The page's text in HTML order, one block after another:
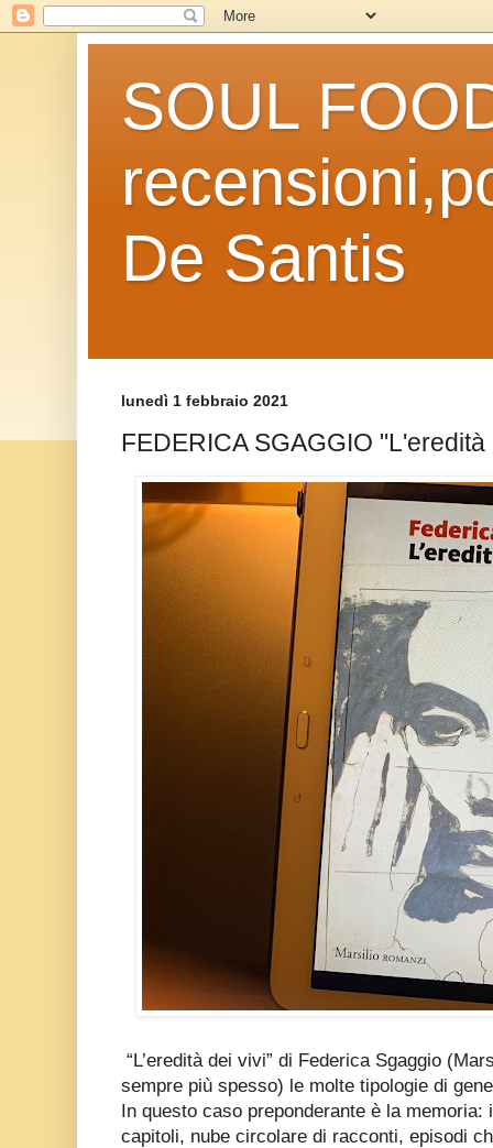
SOUL
De Santis
lunedì 1 febbraio 2021
FEDERICA SGAGGIO
“L’eredità dei vivi” di Federica Sgaggio
sempre più spesso) le molte tipologie di
In questo caso preponderante è la
capitoli, nube circolare di racconti, episodi